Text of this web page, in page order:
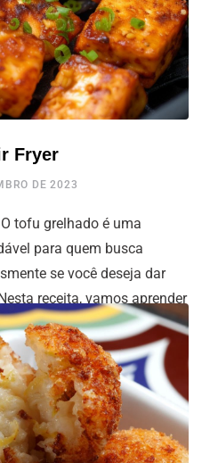
por cima… Hmm, já deu
Fryer
DE 2023
tofu grelhado é uma
para quem busca
se você deseja dar
receita, vamos aprender
na Air Fryer, uma técnica
crocante por fora e macia